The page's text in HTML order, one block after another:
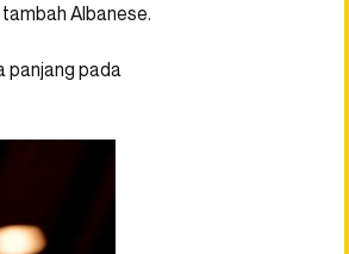
Albanese.
panjang pada